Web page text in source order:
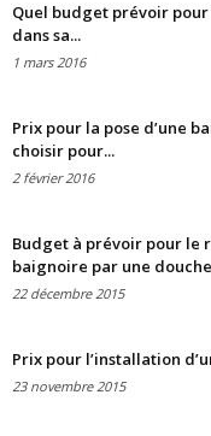
Quel budget prévoir pour
dans sa...
1 mars 2016
Prix pour la pose d’une
choisir pour...
2 février 2016
Budget à prévoir pour le
baignoire par une douche
22 décembre 2015
Prix pour l’installation
23 novembre 2015